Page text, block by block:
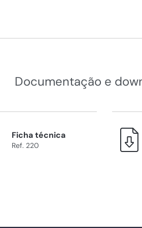
Documentação e
Ficha técnica
Ref. 220